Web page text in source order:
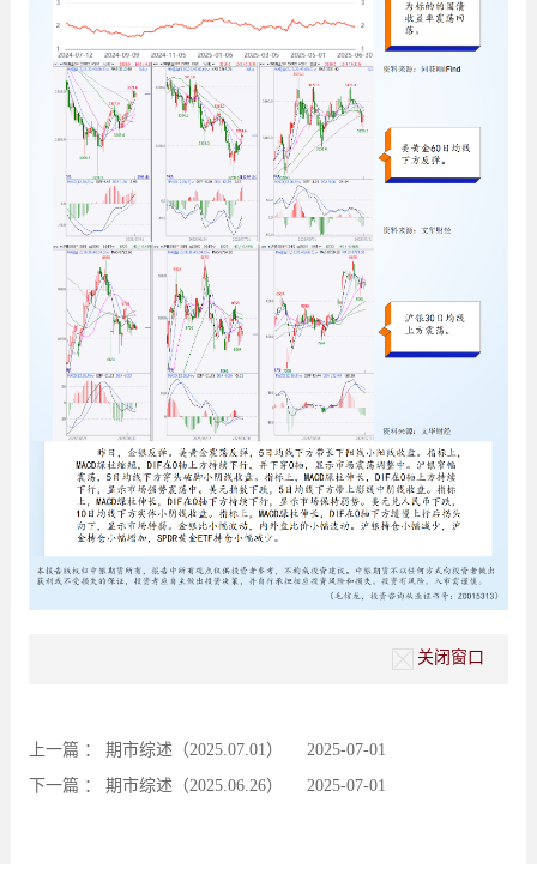
关闭窗口
上一篇 ： 期市综述（2025.07.01）
2025-07-01
下一篇 ： 期市综述（2025.06.26） 2025-07-01